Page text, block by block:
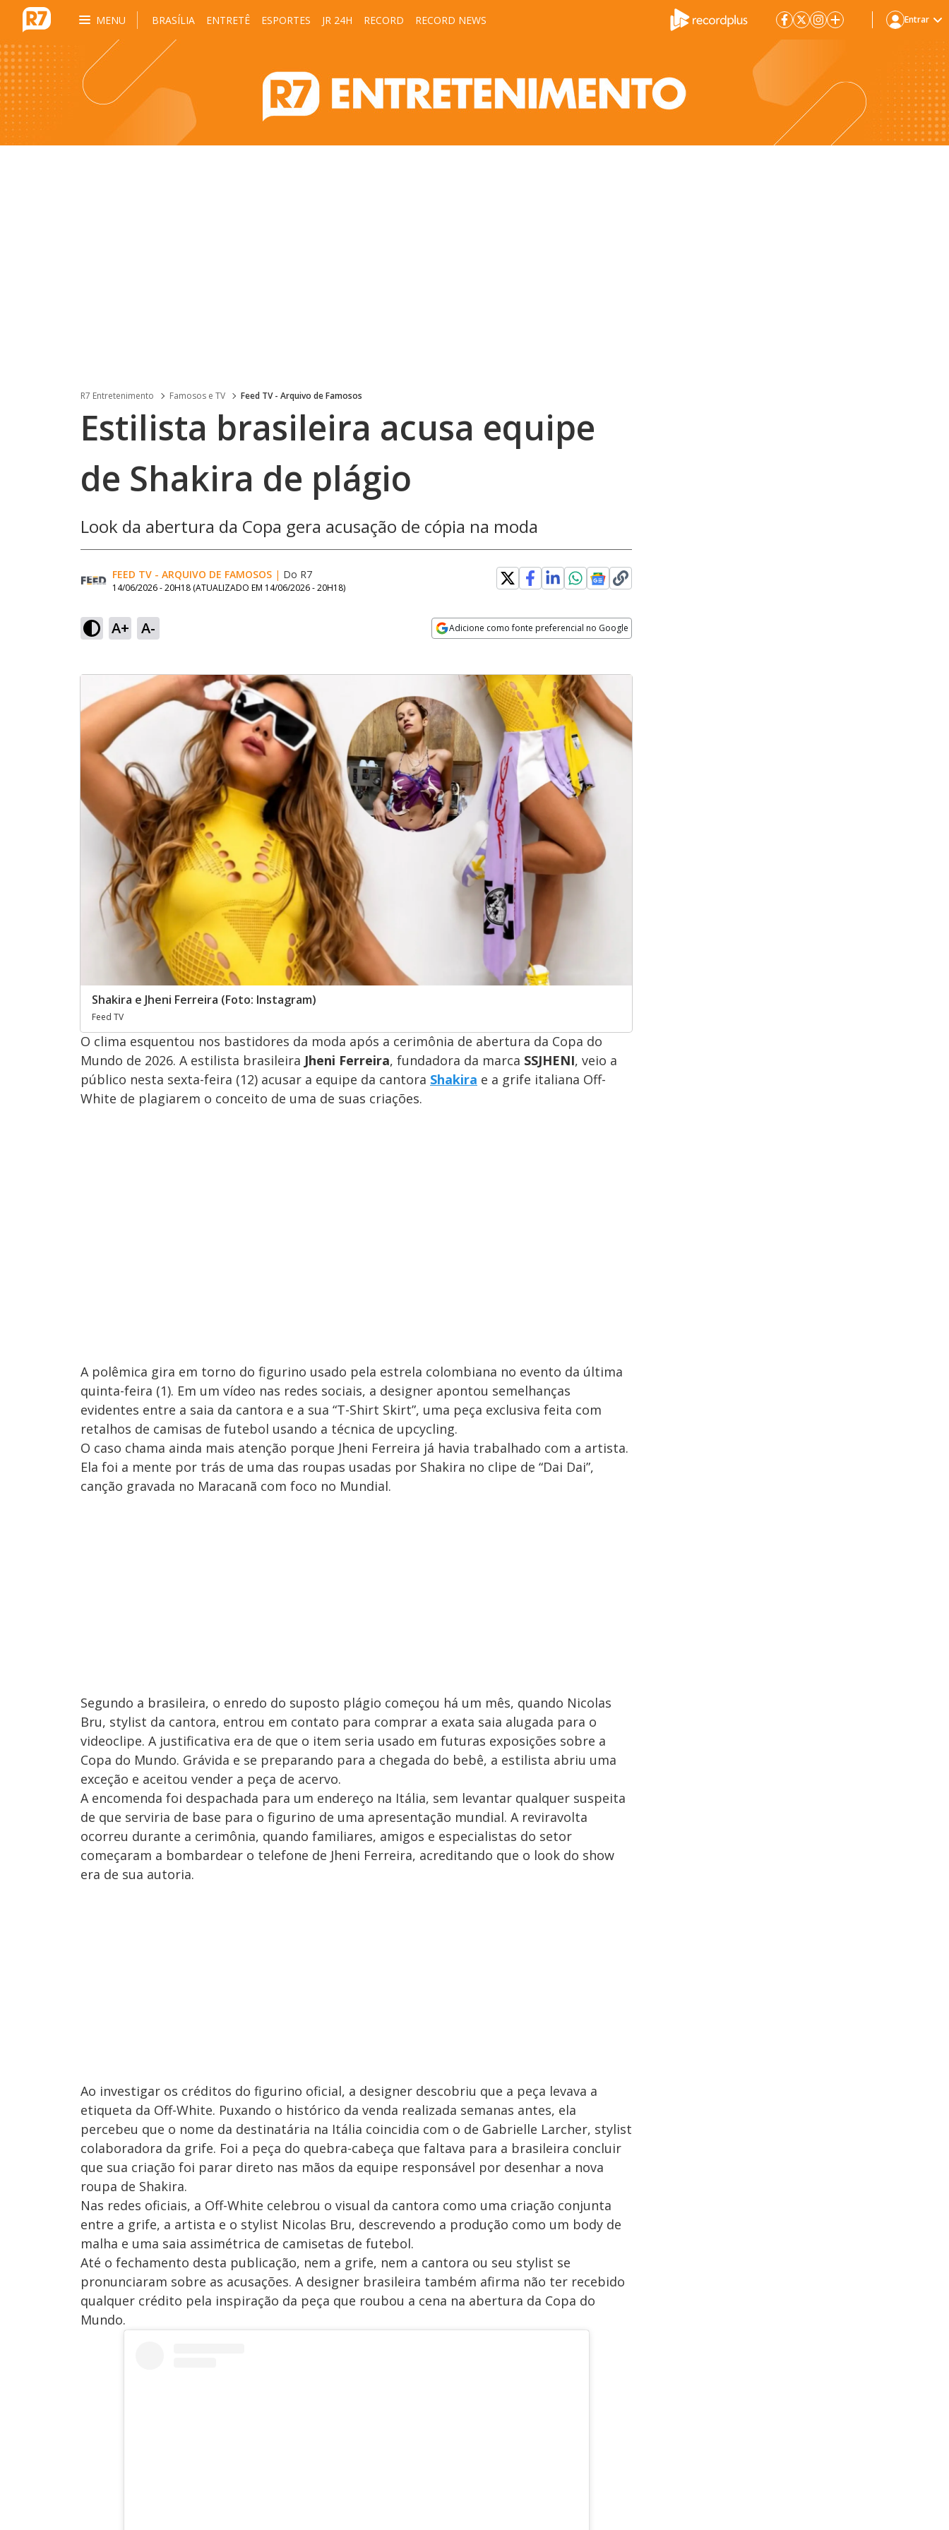
MENU BRASÍLIA ENTRETÊ ESPORTES JR 24H RECORD RECORD NEWS Entrar
R7 Entretenimento Famosos e TV Feed TV - Arquivo de Famosos
Estilista brasileira acusa equipe
de Shakira de plágio
Look da abertura da Copa gera acusação de cópia na moda
FEED TV - ARQUIVO DE FAMOSOS | Do R7
14/06/2026 - 20H18 (ATUALIZADO EM 14/06/2026 - 20H18)
A+ A- Adicione como fonte preferencial no Google
Shakira e Jheni Ferreira (Foto: Instagram)
Feed TV
O clima esquentou nos bastidores da moda após a cerimônia de abertura da Copa do
Mundo de 2026. A estilista brasileira Jheni Ferreira, fundadora da marca SSJHENI, veio a
público nesta sexta-feira (12) acusar a equipe da cantora Shakira e a grife italiana Off-
White de plagiarem o conceito de uma de suas criações.
A polêmica gira em torno do figurino usado pela estrela colombiana no evento da última
quinta-feira (1). Em um vídeo nas redes sociais, a designer apontou semelhanças
evidentes entre a saia da cantora e a sua “T-Shirt Skirt”, uma peça exclusiva feita com
retalhos de camisas de futebol usando a técnica de upcycling.
O caso chama ainda mais atenção porque Jheni Ferreira já havia trabalhado com a artista.
Ela foi a mente por trás de uma das roupas usadas por Shakira no clipe de “Dai Dai”,
canção gravada no Maracanã com foco no Mundial.
Segundo a brasileira, o enredo do suposto plágio começou há um mês, quando Nicolas
Bru, stylist da cantora, entrou em contato para comprar a exata saia alugada para o
videoclipe. A justificativa era de que o item seria usado em futuras exposições sobre a
Copa do Mundo. Grávida e se preparando para a chegada do bebê, a estilista abriu uma
exceção e aceitou vender a peça de acervo.
A encomenda foi despachada para um endereço na Itália, sem levantar qualquer suspeita
de que serviria de base para o figurino de uma apresentação mundial. A reviravolta
ocorreu durante a cerimônia, quando familiares, amigos e especialistas do setor
começaram a bombardear o telefone de Jheni Ferreira, acreditando que o look do show
era de sua autoria.
Ao investigar os créditos do figurino oficial, a designer descobriu que a peça levava a
etiqueta da Off-White. Puxando o histórico da venda realizada semanas antes, ela
percebeu que o nome da destinatária na Itália coincidia com o de Gabrielle Larcher, stylist
colaboradora da grife. Foi a peça do quebra-cabeça que faltava para a brasileira concluir
que sua criação foi parar direto nas mãos da equipe responsável por desenhar a nova
roupa de Shakira.
Nas redes oficiais, a Off-White celebrou o visual da cantora como uma criação conjunta
entre a grife, a artista e o stylist Nicolas Bru, descrevendo a produção como um body de
malha e uma saia assimétrica de camisetas de futebol.
Até o fechamento desta publicação, nem a grife, nem a cantora ou seu stylist se
pronunciaram sobre as acusações. A designer brasileira também afirma não ter recebido
qualquer crédito pela inspiração da peça que roubou a cena na abertura da Copa do
Mundo.